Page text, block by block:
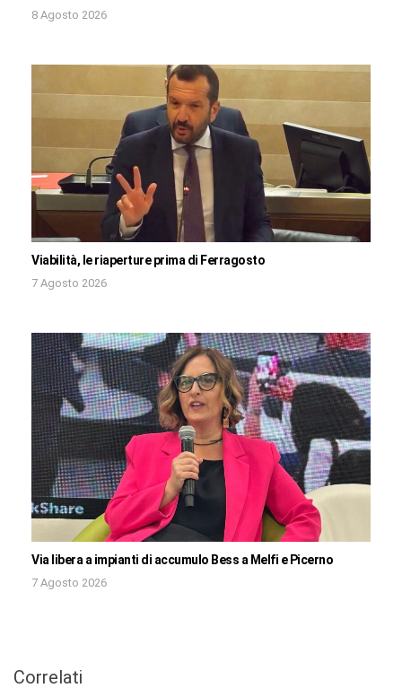
8 Agosto 2026
Viabilità, le riaperture prima di Ferragosto
7 Agosto 2026
Via libera a impianti di accumulo Bess a Melfi e Picerno
7 Agosto 2026
Correlati